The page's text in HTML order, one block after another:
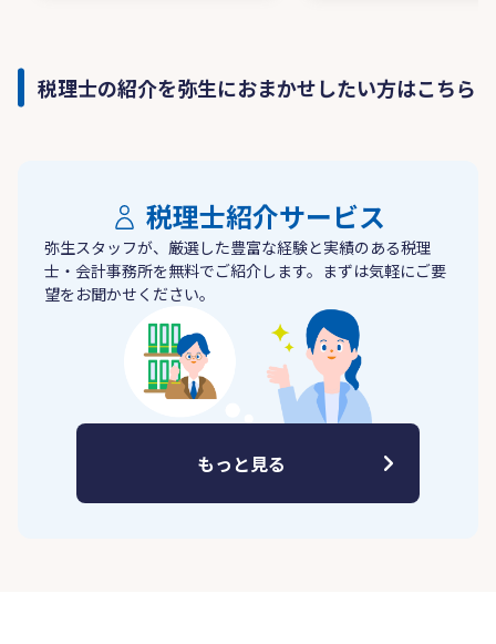
税理士の紹介を弥生におまかせしたい方はこちら
税理士紹介サービス
弥生スタッフが、厳選した豊富な経験と実績のある税理
士・会計事務所を無料でご紹介します。まずは気軽にご要
望をお聞かせください。
もっと見る